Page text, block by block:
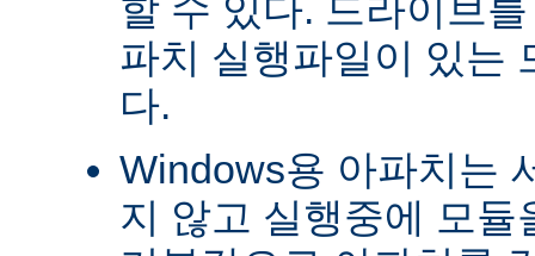
할 수 있다. 드라이브
파치 실행파일이 있는
다.
Windows용 아파치는
지 않고 실행중에 모듈